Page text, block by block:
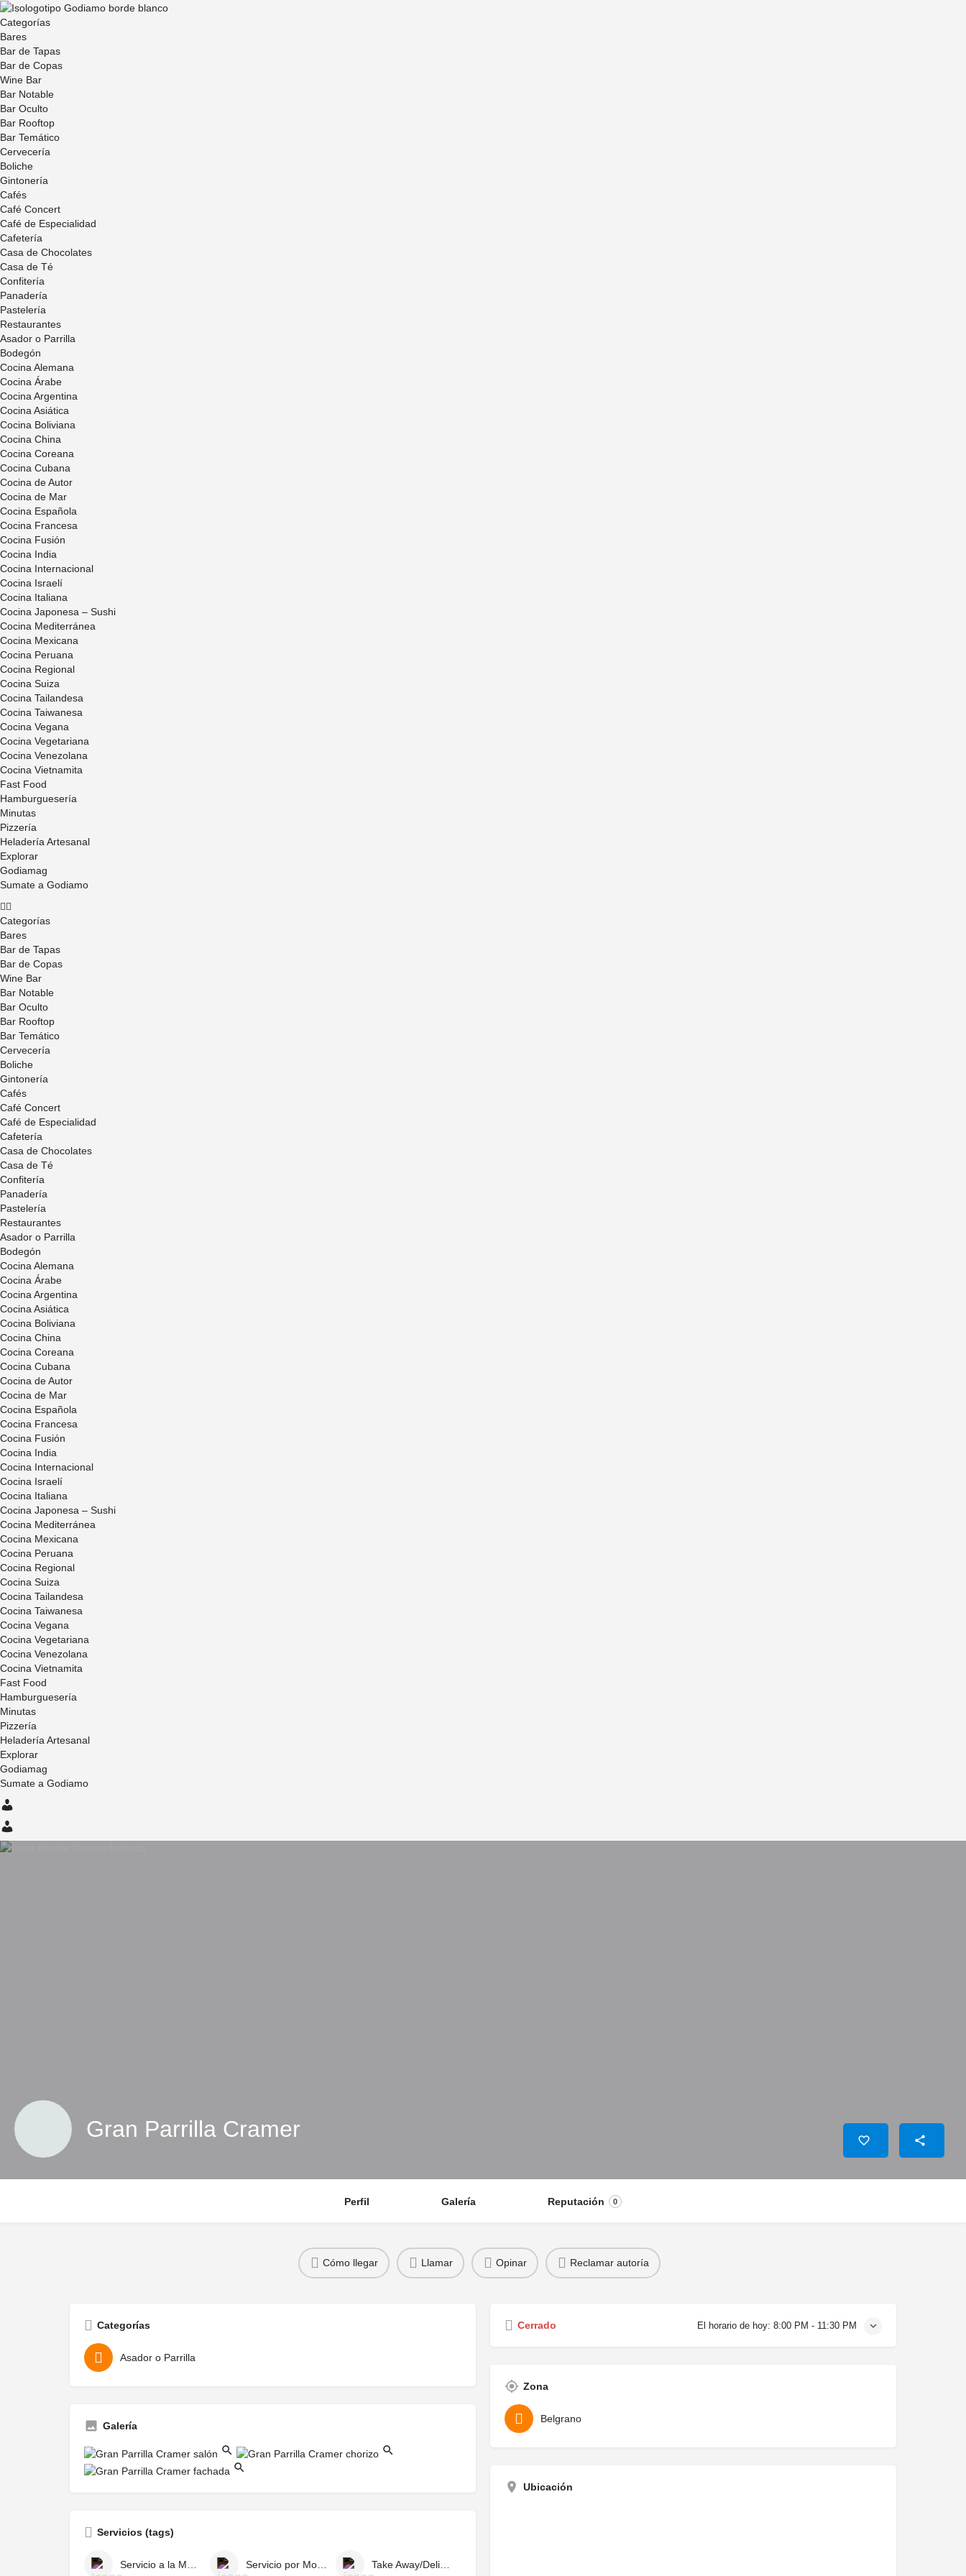
Categorías
Bares
Bar de Tapas
Bar de Copas
Wine Bar
Bar Notable
Bar Oculto
Bar Rooftop
Bar Temático
Cervecería
Boliche
Gintonería
Cafés
Café Concert
Café de Especialidad
Cafetería
Casa de Chocolates
Casa de Té
Confitería
Panadería
Pastelería
Restaurantes
Asador o Parrilla
Bodegón
Cocina Alemana
Cocina Árabe
Cocina Argentina
Cocina Asiática
Cocina Boliviana
Cocina China
Cocina Coreana
Cocina Cubana
Cocina de Autor
Cocina de Mar
Cocina Española
Cocina Francesa
Cocina Fusión
Cocina India
Cocina Internacional
Cocina Israelí
Cocina Italiana
Cocina Japonesa – Sushi
Cocina Mediterránea
Cocina Mexicana
Cocina Peruana
Cocina Regional
Cocina Suiza
Cocina Tailandesa
Cocina Taiwanesa
Cocina Vegana
Cocina Vegetariana
Cocina Venezolana
Cocina Vietnamita
Fast Food
Hamburguesería
Minutas
Pizzería
Heladería Artesanal
Explorar
Godiamag
Sumate a Godiamo
Categorías
Bares
Bar de Tapas
Bar de Copas
Wine Bar
Bar Notable
Bar Oculto
Bar Rooftop
Bar Temático
Cervecería
Boliche
Gintonería
Cafés
Café Concert
Café de Especialidad
Cafetería
Casa de Chocolates
Casa de Té
Confitería
Panadería
Pastelería
Restaurantes
Asador o Parrilla
Bodegón
Cocina Alemana
Cocina Árabe
Cocina Argentina
Cocina Asiática
Cocina Boliviana
Cocina China
Cocina Coreana
Cocina Cubana
Cocina de Autor
Cocina de Mar
Cocina Española
Cocina Francesa
Cocina Fusión
Cocina India
Cocina Internacional
Cocina Israelí
Cocina Italiana
Cocina Japonesa – Sushi
Cocina Mediterránea
Cocina Mexicana
Cocina Peruana
Cocina Regional
Cocina Suiza
Cocina Tailandesa
Cocina Taiwanesa
Cocina Vegana
Cocina Vegetariana
Cocina Venezolana
Cocina Vietnamita
Fast Food
Hamburguesería
Minutas
Pizzería
Heladería Artesanal
Explorar
Godiamag
Sumate a Godiamo
Gran Parrilla Cramer
Perfil Galería Reputación 0
Cómo llegar Llamar Opinar Reclamar autoría
Categorías
Asador o Parrilla
Galería
Servicios (tags)
Servicio a la Mesa Servicio por Mostrador/Caja Take Away/Delivery
Cerrado El horario de hoy: 8:00 PM - 11:30 PM
Zona
Belgrano
Ubicación